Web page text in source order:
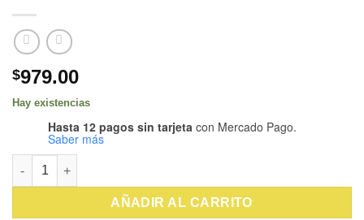
$979.00
Hay existencias
Hasta 12 pagos sin tarjeta con Mercado Pago.
Saber más
INFUSION NYBG MARIPOSA PIRAM C20 1/62.8g cantidad
AÑADIR AL CARRITO